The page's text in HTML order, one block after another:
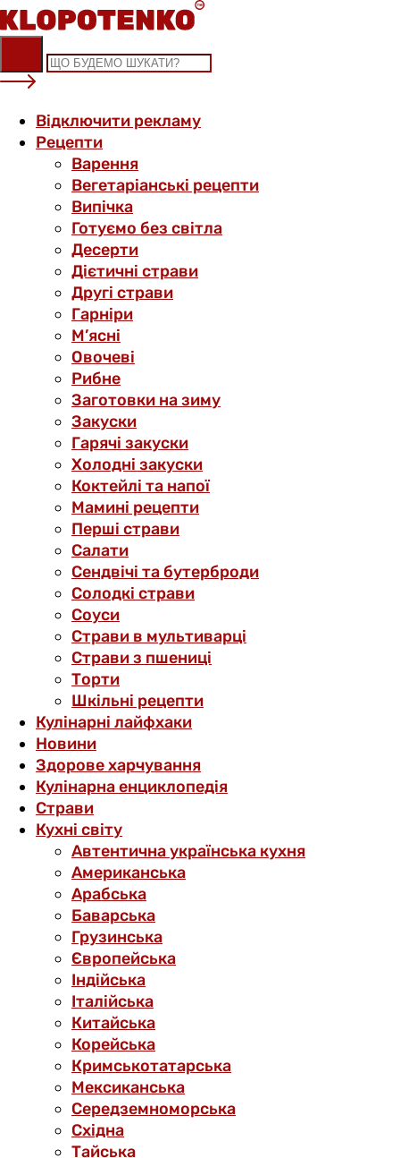
Skip
to
content
Відключити рекламу
Рецепти
Варення
Вегетаріанські рецепти
Випічка
Готуємо без світла
Десерти
Дієтичні страви
Другі страви
Гарніри
М’ясні
Овочеві
Рибне
Заготовки на зиму
Закуски
Гарячі закуски
Холодні закуски
Коктейлі та напої
Мамині рецепти
Перші страви
Салати
Сендвічі та бутерброди
Солодкі страви
Соуси
Страви в мультиварці
Страви з пшениці
Торти
Шкільні рецепти
Кулінарні лайфхаки
Новини
Здорове харчування
Кулінарна енциклопедія
Страви
Кухні світу
Автентична українська кухня
Американська
Арабська
Баварська
Грузинська
Європейська
Індійська
Італійська
Китайська
Корейська
Кримськотатарська
Мексиканська
Середземноморська
Східна
Тайська